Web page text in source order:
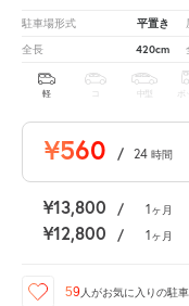
駐車場形式 平置き
全長 420cm
軽 中型 ボ
¥560 / 24 時間
¥13,800 / 1ヶ月
¥12,800 / 1ヶ月
59 人がお気に入りの駐